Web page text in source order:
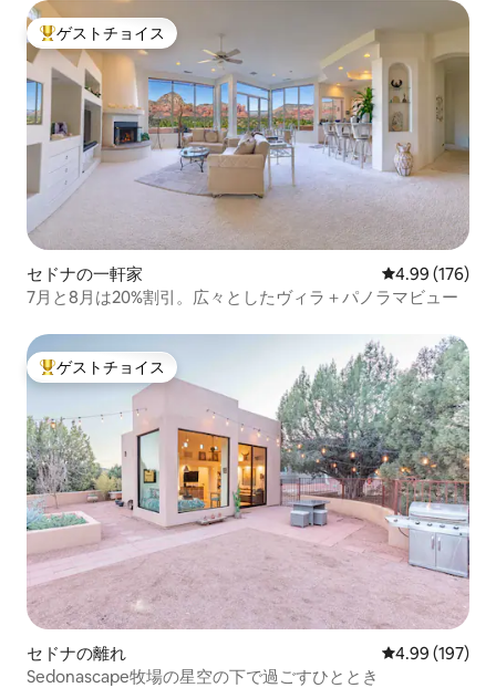
大好評のゲストチョイスです。
ゲストチョイス
セドナの一軒家 レビュー176
4.99 (176)
7月と8月は20%割引。広々としたヴィラ＋パノラマビュー
大好評のゲストチョイスです。
ゲストチョイス
セドナの離れ レビュー197
4.99 (197)
Sedonascape牧場の星空の下で過ごすひととき